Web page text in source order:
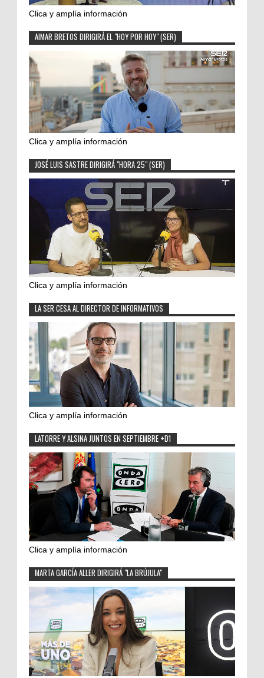
Clica y amplía información
AIMAR BRETOS DIRIGIRÁ EL "HOY POR HOY" (SER)
Clica y amplía información
JOSÉ LUIS SASTRE DIRIGIRÁ "HORA 25" (SER)
Clica y amplía información
LA SER CESA AL DIRECTOR DE INFORMATIVOS
Clica y amplía información
LATORRE Y ALSINA JUNTOS EN SEPTIEMBRE +D1
Clica y amplía información
MARTA GARCÍA ALLER DIRIGIRÁ "LA BRÚJULA"